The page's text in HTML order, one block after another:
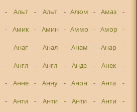
- Альт - Альт - Алюм - Амаз
-
- Амик - Амин - Аммо - Амор -
- Анаг - Анал - Анам - Анар
-
- Англ - Англ - Анде - Анек
-
- Анне - Анну - Анон - Анта
-
- Анти - Анти - Анти - Анти
-